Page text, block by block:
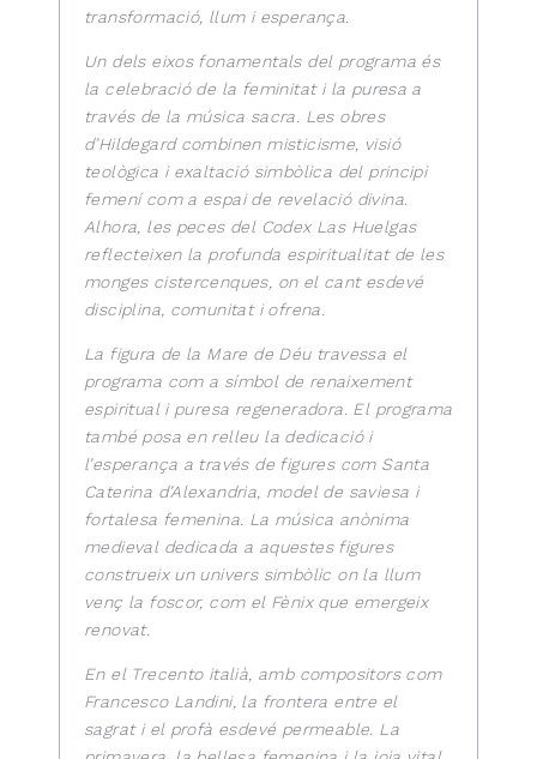
transformació, llum i esperança.
Un dels eixos fonamentals del programa és
la celebració de la feminitat i la puresa a
través de la música sacra. Les obres
d’Hildegard combinen misticisme, visió
teològica i exaltació simbòlica del principi
femení com a espai de revelació divina.
Alhora, les peces del Codex Las Huelgas
reflecteixen la profunda espiritualitat de les
monges cistercenques, on el cant esdevé
disciplina, comunitat i ofrena.
La figura de la Mare de Déu travessa el
programa com a símbol de renaixement
espiritual i puresa regeneradora. El programa
també posa en relleu la dedicació i
l’esperança a través de figures com Santa
Caterina d’Alexandria, model de saviesa i
fortalesa femenina. La música anònima
medieval dedicada a aquestes figures
construeix un univers simbòlic on la llum
venç la foscor, com el Fènix que emergeix
renovat.
En el Trecento italià, amb compositors com
Francesco Landini, la frontera entre el
sagrat i el profà esdevé permeable. La